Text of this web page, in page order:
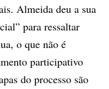
Almeida deu a sua
para ressaltar
o que não é
participativo
do processo são